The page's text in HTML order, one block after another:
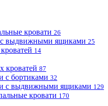
кровати 26
с выдвижными ящиками 25
14
кроватей 87
с бортиками 32
с выдвижными ящиками 129
кровати 170